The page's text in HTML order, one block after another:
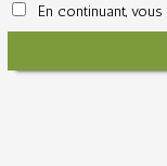
En continuant,